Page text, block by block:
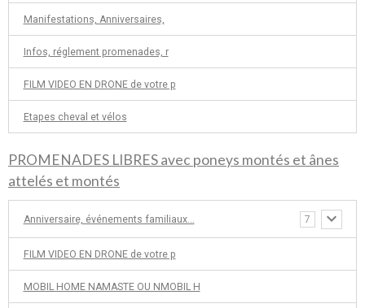
Manifestations, Anniversaires,
Infos, réglement promenades, r
FILM VIDEO EN DRONE de votre p
Etapes cheval et vélos
PROMENADES LIBRES avec poneys montés et ânes
attelés et montés
Anniversaire, événements familiaux... 7
FILM VIDEO EN DRONE de votre p
MOBIL HOME NAMASTE OU NMOBIL H